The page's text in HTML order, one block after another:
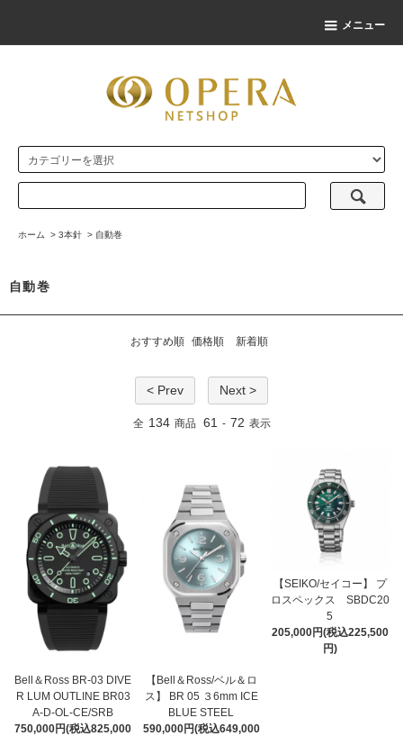
メニュー
ホーム > 3本針 > 自動巻
自動巻
おすすめ順 価格順 新着順
< Prev Next >
全 134 商品 61 - 72 表示
Bell＆Ross BR-03 DIVE
R LUM OUTLINE BR03
A-D-OL-CE/SRB
750,000円(税込825,000
【Bell＆Ross/ベル＆ロ
ス】 BR 05 ３6mm ICE
BLUE STEEL
590,000円(税込649,000
【SEIKO/セイコー】 プ
ロスペックス SBDC20
5
205,000円(税込225,500
円)